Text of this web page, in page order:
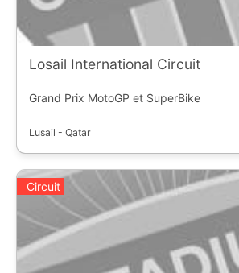
Losail International Circuit
Grand Prix MotoGP et SuperBike
Lusail - Qatar
Circuit